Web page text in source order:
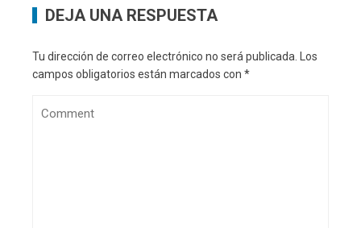
DEJA UNA RESPUESTA
Tu dirección de correo electrónico no será publicada. Los
campos obligatorios están marcados con *